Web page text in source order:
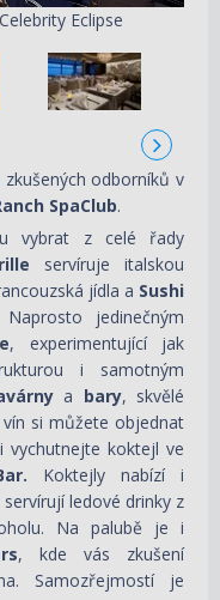
Eclipse
odborníků v
SpaClub.
vybrat z celé řady
servíruje italskou
jídla a Sushi
jedinečným
, experimentující jak
i samotným
a bary, skvělé
si můžete objednat
vychutnejte koktejl ve
Koktejly nabízí i
ledové drinky z
Na palubě je i
, kde vás zkušení
Samozřejmostí je